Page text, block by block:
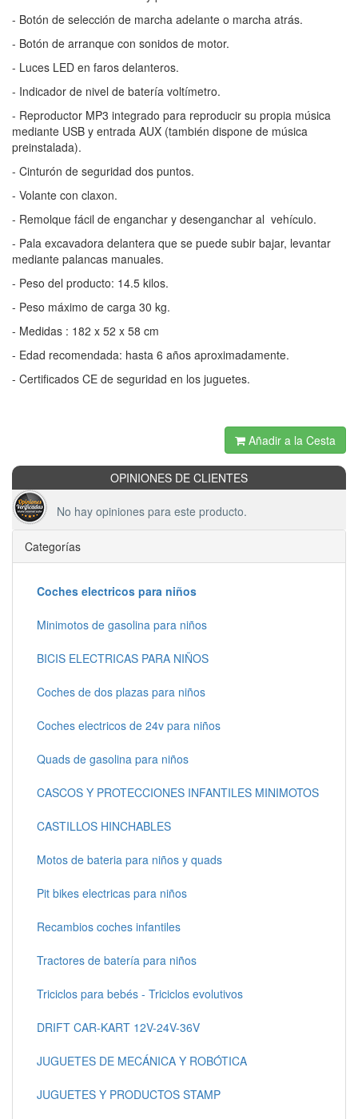
- Botón de selección de marcha adelante o marcha atrás.
- Botón de arranque con sonidos de motor.
- Luces LED en faros delanteros.
- Indicador de nivel de batería voltímetro.
- Reproductor MP3 integrado para reproducir su propia música
mediante USB y entrada AUX (también dispone de música
preinstalada).
- Cinturón de seguridad dos puntos.
- Volante con claxon.
- Remolque fácil de enganchar y desenganchar al vehículo.
- Pala excavadora delantera que se puede subir bajar, levantar
mediante palancas manuales.
- Peso del producto: 14.5 kilos.
- Peso máximo de carga 30 kg.
- Medidas : 182 x 52 x 58 cm
- Edad recomendada: hasta 6 años aproximadamente.
- Certificados CE de seguridad en los juguetes.
Añadir a la Cesta
OPINIONES DE CLIENTES
No hay opiniones para este producto.
Categorías
Coches electricos para niños
Minimotos de gasolina para niños
BICIS ELECTRICAS PARA NIÑOS
Coches de dos plazas para niños
Coches electricos de 24v para niños
Quads de gasolina para niños
CASCOS Y PROTECCIONES INFANTILES MINIMOTOS
CASTILLOS HINCHABLES
Motos de bateria para niños y quads
Pit bikes electricas para niños
Recambios coches infantiles
Tractores de batería para niños
Triciclos para bebés - Triciclos evolutivos
DRIFT CAR-KART 12V-24V-36V
JUGUETES DE MECÁNICA Y ROBÓTICA
JUGUETES Y PRODUCTOS STAMP